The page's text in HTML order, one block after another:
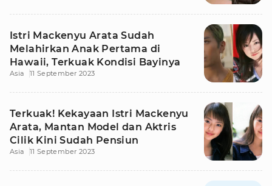
Istri Mackenyu Arata Sudah
Melahirkan Anak Pertama di
Hawaii, Terkuak Kondisi Bayinya
Asia 11 September 2023
Terkuak! Kekayaan Istri Mackenyu
Arata, Mantan Model dan Aktris
Cilik Kini Sudah Pensiun
Asia 11 September 2023